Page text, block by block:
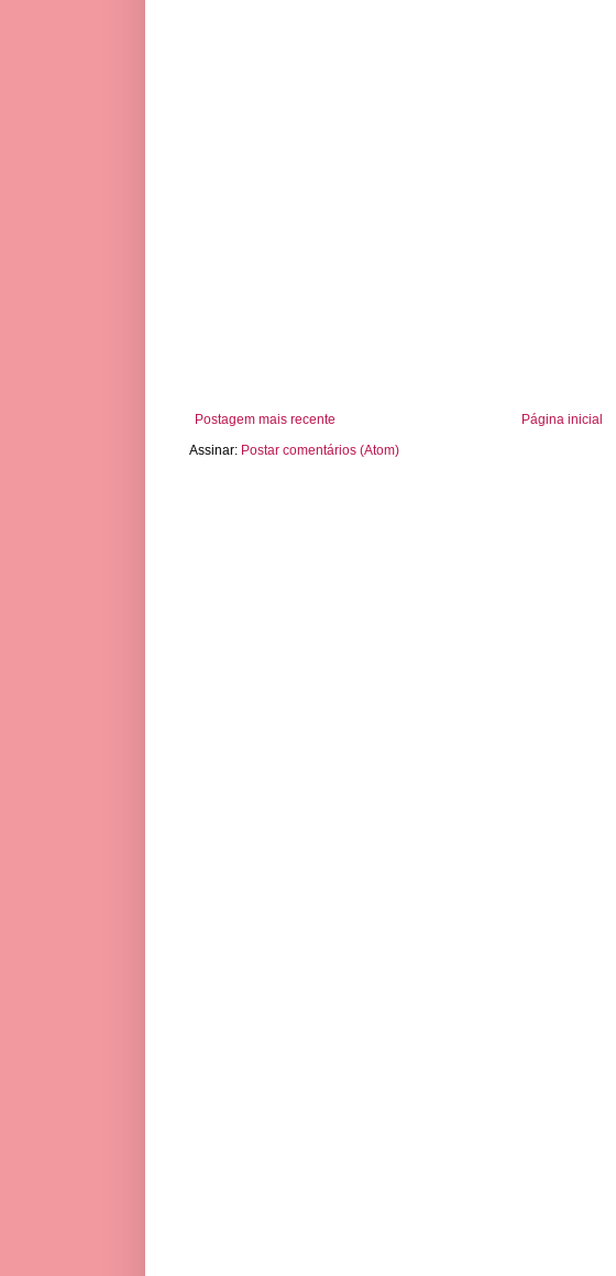
Postagem mais recente
Página inicial
Assinar: Postar comentários (Atom)